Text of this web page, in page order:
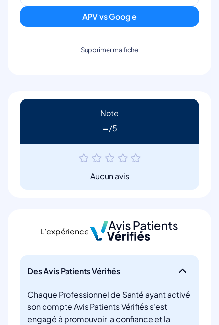
APV vs Google
Supprimer ma fiche
Note
-
Aucun avis
L’expérience
Des Avis Patients Vérifiés
Chaque Professionnel de Santé ayant activé
son compte Avis Patients Vérifiés s'est
engagé à promouvoir la confiance et la